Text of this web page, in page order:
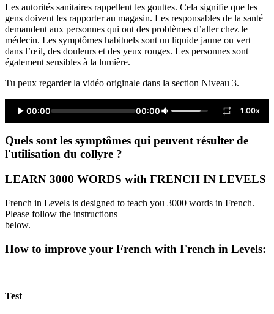
Les autorités sanitaires rappellent les gouttes. Cela signifie que les
gens doivent les rapporter au magasin. Les responsables de la santé
demandent aux personnes qui ont des problèmes d’aller chez le
médecin. Les symptômes habituels sont un liquide jaune ou vert
dans l’œil, des douleurs et des yeux rouges. Les personnes sont
également sensibles à la lumière.
Tu peux regarder la vidéo originale dans la section Niveau 3.
00:00 00:00 1.00x
Quels sont les symptômes qui peuvent résulter de
l'utilisation du collyre ?
LEARN 3000 WORDS with FRENCH IN LEVELS
French in Levels is designed to teach you 3000 words in French.
Please follow the instructions
below.
How to improve your French with French in Levels:
Test